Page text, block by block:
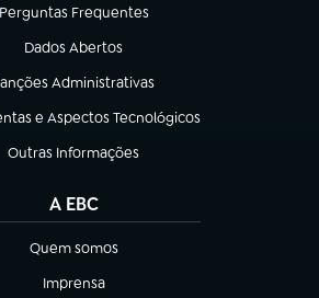
Perguntas Frequentes
(abre em nova aba)
Dados Abertos
(abre em nova aba)
Administrativas
em nova aba)
e Aspectos Tecnológicos
nova aba)
Outras Informações
(abre em nova aba)
A EBC
Quem somos
(abre em nova aba)
Imprensa
(abre em nova aba)